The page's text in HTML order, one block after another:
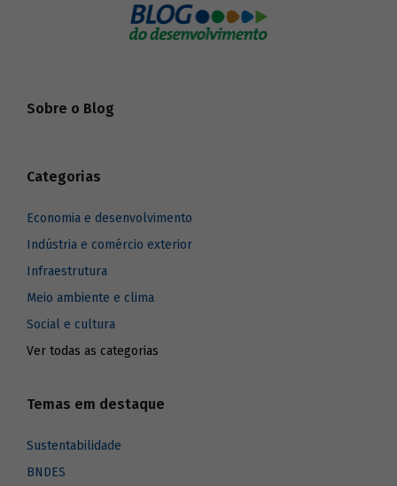
Sobre o Blog
Categorias
Economia e desenvolvimento
Indústria e comércio exterior
Infraestrutura
Meio ambiente e clima
Social e cultura
Ver todas as categorias
Temas em destaque
Sustentabilidade
BNDES